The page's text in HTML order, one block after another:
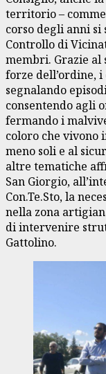
territorio –
corso degli anni
Controllo di
membri. Grazie al
forze dell’ordine,
segnalando
consentendo agli
fermando i
coloro che vivono
meno soli e al
altre tematiche
San Giorgio,
Con.Te.Sto, la
nella zona
di intervenire
Gattolino.